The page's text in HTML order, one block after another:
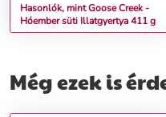
Hasonlók, mint Goose Creek -
Hóember süti Illatgyertya 411 g
Még ezek is